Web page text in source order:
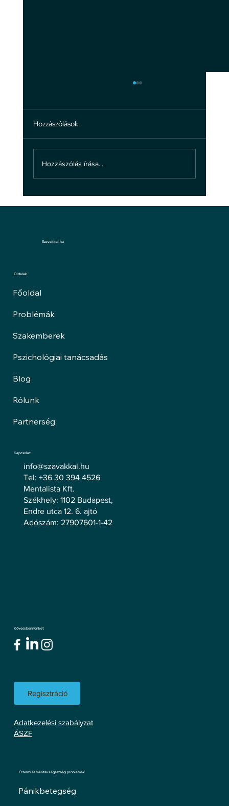
Hozzászólások
Hozzászólás írása...
Szavakkal.hu
Oldalak
Főoldal
Problémák
Szakemberek
Pszichológiai tanácsadás
Blog
Rólunk
Partnerség
Kapcsolat
info@szavakkal.hu
Tel: +36 30 394 4526
Mentalista Kft.
Székhely: 1102 Budapest,
Endre utca 12. 6. ajtó
Adószám: 27907601-1-42
Kövess bennünket
Regisztráció
Adatkezelési szabályzat
ÁSZF
Érzelmi és mentális egészségi problémák
Pánikbetegség